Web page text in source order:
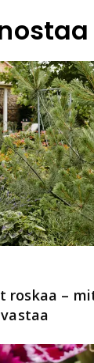
roskaa –